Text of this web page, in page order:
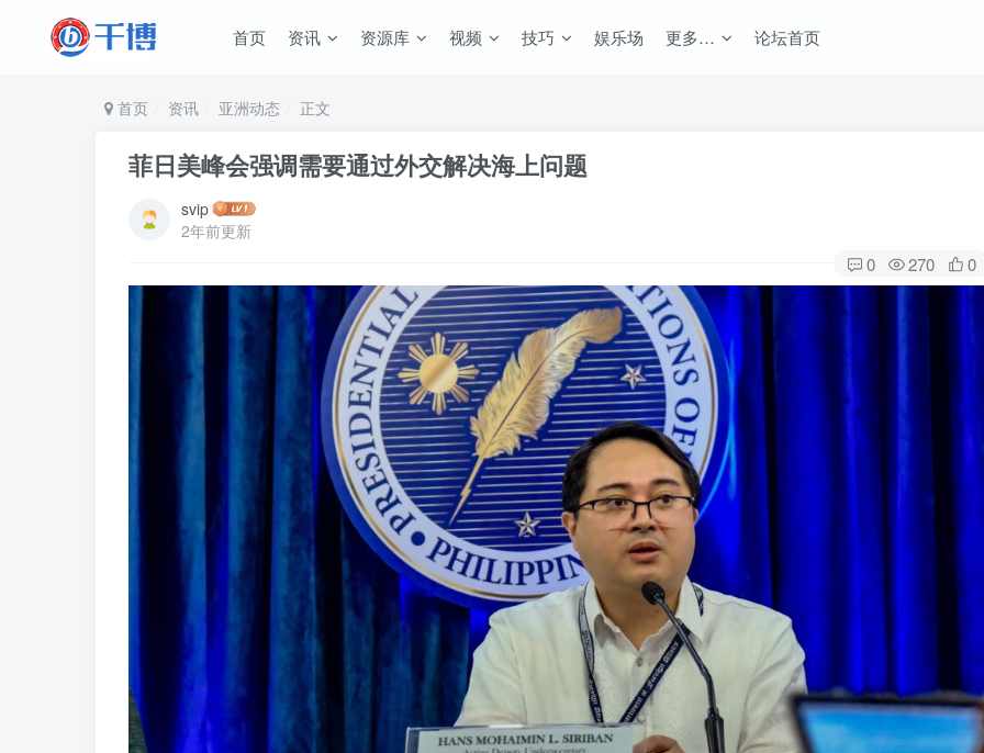
首页 资讯 资源库 视频 技巧 娱乐场 更多… 论坛首页
首页 资讯 亚洲动态 正文
菲日美峰会强调需要通过外交解决海上问题
svip
2年前更新
0 270 0